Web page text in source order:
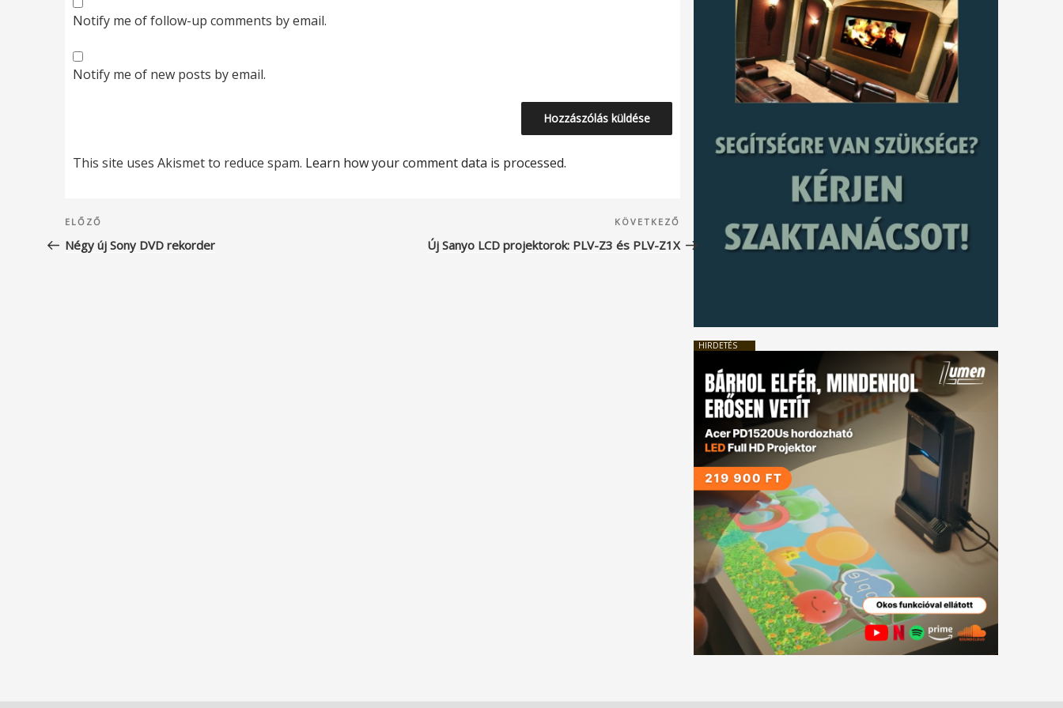
Notify me of follow-up comments by email.
Notify me of new posts by email.
This site uses Akismet to reduce spam. Learn how your comment data is processed.
Bejegyzés
navigáció
Korábbi
bejegyzés
ELŐZŐ
Négy új Sony DVD rekorder
Következő
bejegyzés
KÖVETKEZŐ
Új Sanyo LCD projektorok: PLV-Z3 és PLV-Z1X
HIRDETÉS